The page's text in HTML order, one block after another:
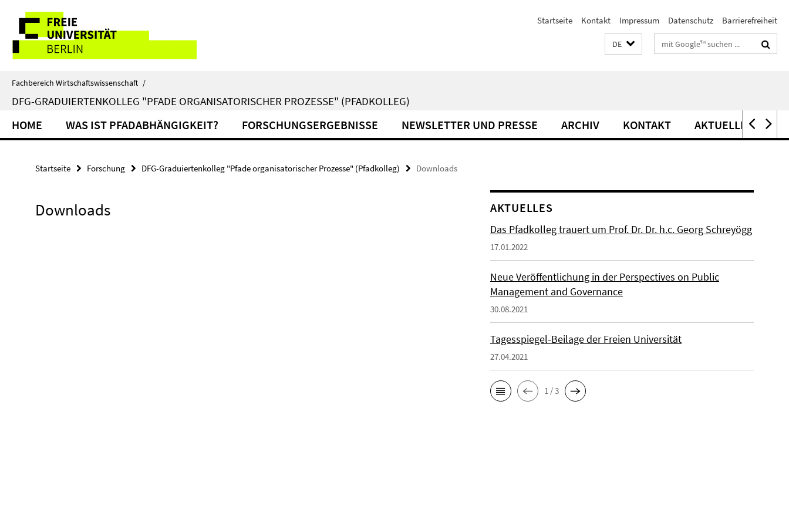
direkt
Inhalt
Service-
Navigation
Startseite Kontakt Impressum Datenschutz Barrierefreiheit
DE Suchbegriffe
Fachbereich Wirtschaftswissenschaft /
DFG-GRADUIERTENKOLLEG "PFADE ORGANISATORISCHER PROZESSE" (PFADKOLLEG)
HOME WAS IST PFADABHÄNGIGKEIT? FORSCHUNGSERGEBNISSE NEWSLETTER UND PRESSE ARCHIV KONTAKT AKTUELLES
Startseite Forschung DFG-Graduiertenkolleg "Pfade organisatorischer Prozesse" (Pfadkolleg) Downloads
Downloads AKTUELLES
Das Pfadkolleg trauert um Prof. Dr. Dr. h.c. Georg Schreyögg
17.01.2022
Neue Veröffentlichung in der Perspectives on Public
Management and Governance
30.08.2021
Tagesspiegel-Beilage der Freien Universität
27.04.2021
1 / 3